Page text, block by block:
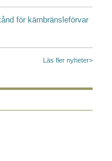
för kärnbränsleförvar
Läs fler nyheter>